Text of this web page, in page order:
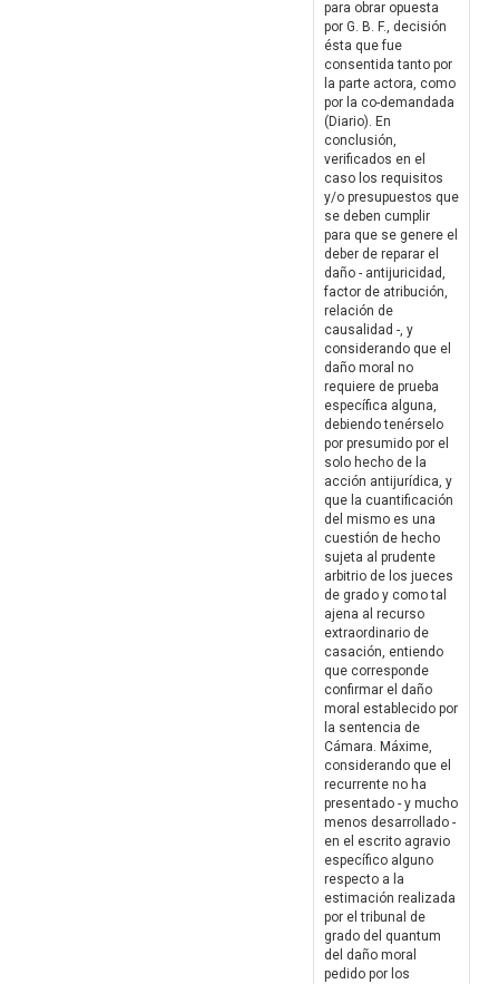
para obrar opuesta
por G. B. F., decisión
ésta que fue
consentida tanto por
la parte actora, como
por la co-demandada
(Diario). En
conclusión,
verificados en el
caso los requisitos
y/o presupuestos que
se deben cumplir
para que se genere el
deber de reparar el
daño - antijuricidad,
factor de atribución,
relación de
causalidad -, y
considerando que el
daño moral no
requiere de prueba
específica alguna,
debiendo tenérselo
por presumido por el
solo hecho de la
acción antijurídica, y
que la cuantificación
del mismo es una
cuestión de hecho
sujeta al prudente
arbitrio de los jueces
de grado y como tal
ajena al recurso
extraordinario de
casación, entiendo
que corresponde
confirmar el daño
moral establecido por
la sentencia de
Cámara. Máxime,
considerando que el
recurrente no ha
presentado - y mucho
menos desarrollado -
en el escrito agravio
específico alguno
respecto a la
estimación realizada
por el tribunal de
grado del quantum
del daño moral
pedido por los